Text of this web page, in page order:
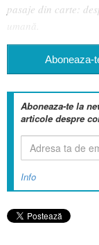
pasaje din carte:
Aboneaza-
Aboneaza-te la
articole despre
Info